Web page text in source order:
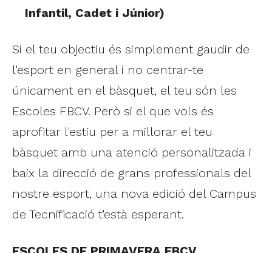
Infantil, Cadet i Júnior)
Si el teu objectiu és simplement gaudir de
l'esport en general i no centrar-te
únicament en el bàsquet, el teu són les
Escoles FBCV. Però si el que vols és
aprofitar l'estiu per a millorar el teu
bàsquet amb una atenció personalitzada i
baix la direcció de grans professionals del
nostre esport, una nova edició del Campus
de Tecnificació t'està esperant.